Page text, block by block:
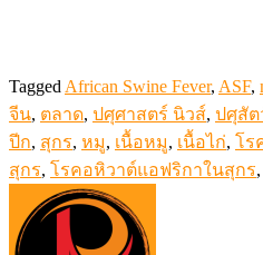
Tagged African Swine Fever, ASF,
จีน, ตลาด, ปศุศาสตร์ นิวส์, ปศุสัต
ปีก, สุกร, หมู, เนื้อหมู, เนื้อไก่, โร
สุกร, โรคอหิวาต์แอฟริกาในสุกร